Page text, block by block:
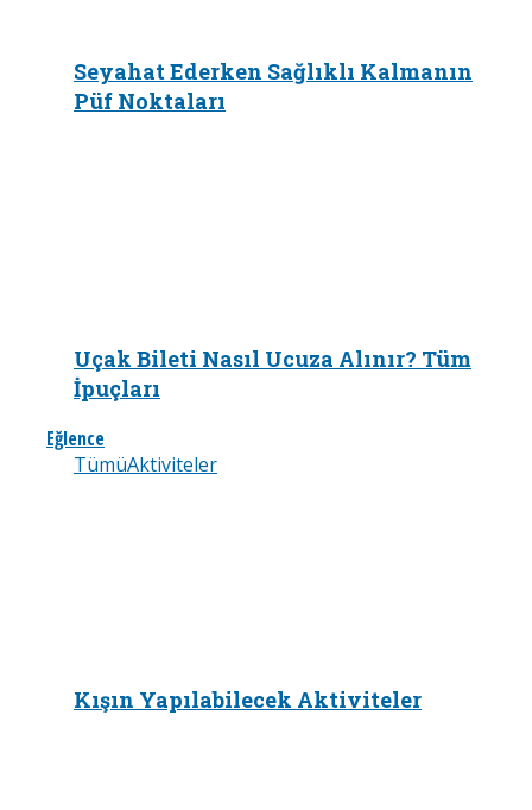
Seyahat Ederken Sağlıklı Kalmanın
Püf Noktaları
Uçak Bileti Nasıl Ucuza Alınır? Tüm
İpuçları
Eğlence
TümüAktiviteler
Kışın Yapılabilecek Aktiviteler